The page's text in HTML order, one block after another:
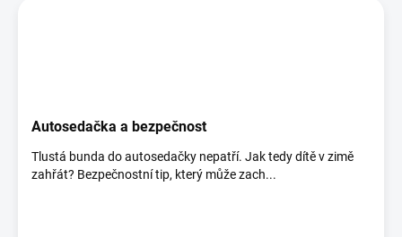
Autosedačka a bezpečnost
Tlustá bunda do autosedačky nepatří. Jak tedy dítě v zimě
zahřát? Bezpečnostní tip, který může zach...